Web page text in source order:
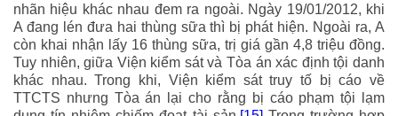
nhãn hiệu khác nhau đem ra ngoài. Ngày 19/01/2012, khi
A đang lén đưa hai thùng sữa thì bị phát hiện. Ngoài ra, A
còn khai nhận lấy 16 thùng sữa, trị giá gần 4,8 triệu đồng.
Tuy nhiên, giữa Viện kiểm sát và Tòa án xác định tội danh
khác nhau. Trong khi, Viện kiểm sát truy tố bị cáo về
TTCTS nhưng Tòa án lại cho rằng bị cáo phạm tội lạm